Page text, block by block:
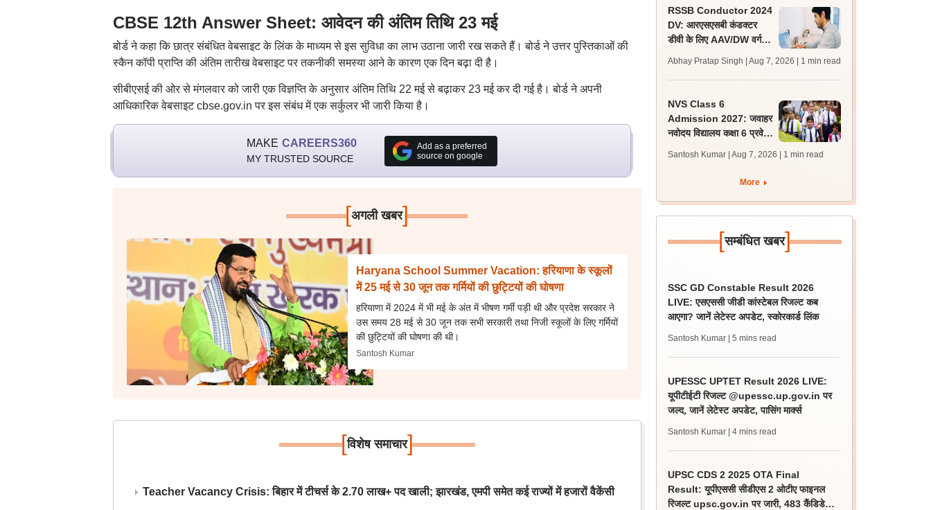
CBSE 12th Answer Sheet: आवेदन की अंतिम तिथि 23 मई
बोर्ड ने कहा कि छात्र संबंधित वेबसाइट के लिंक के माध्यम से इस सुविधा का लाभ उठाना जारी रख सकते हैं। बोर्ड ने उत्तर पुस्तिकाओं की
स्कैन कॉपी प्राप्ति की अंतिम तारीख वेबसाइट पर तकनीकी समस्या आने के कारण एक दिन बढ़ा दी है।
सीबीएसई की ओर से मंगलवार को जारी एक विज्ञप्ति के अनुसार अंतिम तिथि 22 मई से बढ़ाकर 23 मई कर दी गई है। बोर्ड ने अपनी
आधिकारिक वेबसाइट cbse.gov.in पर इस संबंध में एक सर्कुलर भी जारी किया है।
MAKE CAREERS360
MY TRUSTED SOURCE
Add as a preferred
source on google
[अगली खबर]
Haryana School Summer Vacation: हरियाणा के स्कूलों
में 25 मई से 30 जून तक गर्मियों की छुट्टियों की घोषणा
हरियाणा में 2024 में भी मई के अंत में भीषण गर्मी पड़ी थी और प्रदेश सरकार ने
उस समय 28 मई से 30 जून तक सभी सरकारी तथा निजी स्कूलों के लिए गर्मियों
की छुट्टियों की घोषणा की थी।
Santosh Kumar
[विशेष समाचार]
Teacher Vacancy Crisis: बिहार में टीचर्स के 2.70 लाख+ पद खाली; झारखंड, एमपी समेत कई राज्यों में हजारों वैकेंसी
RSSB Conductor 2024
DV: आरएसएसबी कंडक्टर
डीवी के लिए AAV/DW वर्ग के
शॉर्टलिस्ट
Abhay Pratap Singh | Aug 7, 2026 | 1 min read
NVS Class 6
Admission 2027: जवाहर
नवोदय विद्यालय कक्षा 6 प्रवेश
10 अगस्त तक बढ़ी
Santosh Kumar | Aug 7, 2026 | 1 min read
More
[सम्बंधित खबर]
SSC GD Constable Result 2026
LIVE: एसएससी जीडी कांस्टेबल रिजल्ट कब
आएगा? जानें लेटेस्ट अपडेट, स्कोरकार्ड लिंक
Santosh Kumar | 5 mins read
UPESSC UPTET Result 2026 LIVE:
यूपीटीईटी रिजल्ट @upessc.up.gov.in पर
जल्द, जानें लेटेस्ट अपडेट, पासिंग मार्क्स
Santosh Kumar | 4 mins read
UPSC CDS 2 2025 OTA Final
Result: यूपीएससी सीडीएस 2 ओटीए फाइनल
रिजल्ट upsc.gov.in पर जारी, 483 कैंडिडेट